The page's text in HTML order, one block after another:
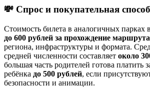
💸 Спрос и покупательная
Стоимость билета в аналогичных парках
до 600 рублей за прохождение маршрута
региона, инфраструктуры и формата.
средней численности составляет около
большая часть родителей готова платить
ребёнка до 500 рублей, если
безопасности и анимации.